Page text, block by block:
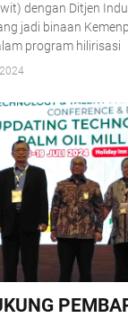
dengan Ditjen
jadi binaan
program hilirisasi